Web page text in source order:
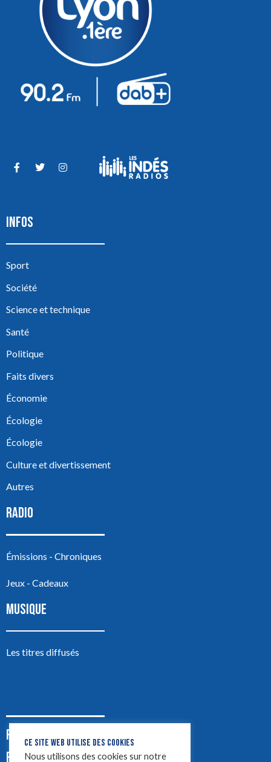
INFOS
Sport
Société
Science et technique
Santé
Politique
Faits divers
Économie
Écologie
Écologie
Culture et divertissement
Autres
RADIO
Émissions - Chroniques
Jeux - Cadeaux
MUSIQUE
Les titres diffusés
PODCASTS
PUB
CE SITE WEB UTILISE DES COOKIES
Nous utilisons des cookies sur notre